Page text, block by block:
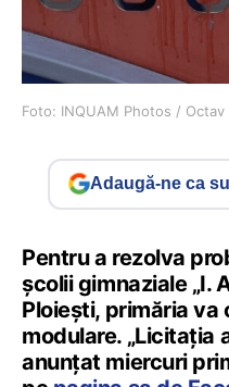
Foto: INQUAM Photos / Octav
Adaugă-ne ca
Pentru a rezolva
școlii gimnaziale „I.
Ploieşti, primăria
modulare. „Licitaţia
anunţat miercuri